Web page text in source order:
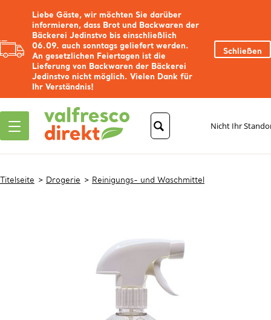
Liebe Gäste, wir möchten Sie darüber
informieren, dass Brot und Backwaren der
Bäckerei Jedinstvo bis einschließlich
06.09. auch sonntags geliefert werden.
An gesetzlichen Feiertagen ist die
Lieferung von Backwaren der Bäckerei
Jedinstvo nicht möglich. Vielen Dank für
Ihr Verständnis!
Schließen
Nicht Ihr
Titelseite Drogerie Reinigungs- und Waschmittel